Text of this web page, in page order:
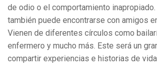
de odio o el comportamiento inapropiado.
también puede encontrarse con amigos
Vienen de diferentes círculos como
enfermero y mucho más. Este será un
compartir experiencias e historias de vida.